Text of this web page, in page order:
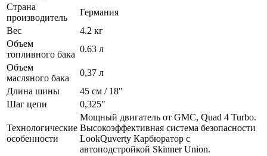
Страна
производитель
Германия
Вес
4.2 кг
Объем
топливного бака
0.63 л
Объем
масляного бака
0,37 л
Длина шины
45 см / 18"
Шаг цепи
0,325"
Технологические
особенности
Мощный двигатель от GMC, Quad 4 Turbo.
Высокоэффективная система безопасности
LookQuverty Карбюратор с
автоподстройкой Skinner Union.